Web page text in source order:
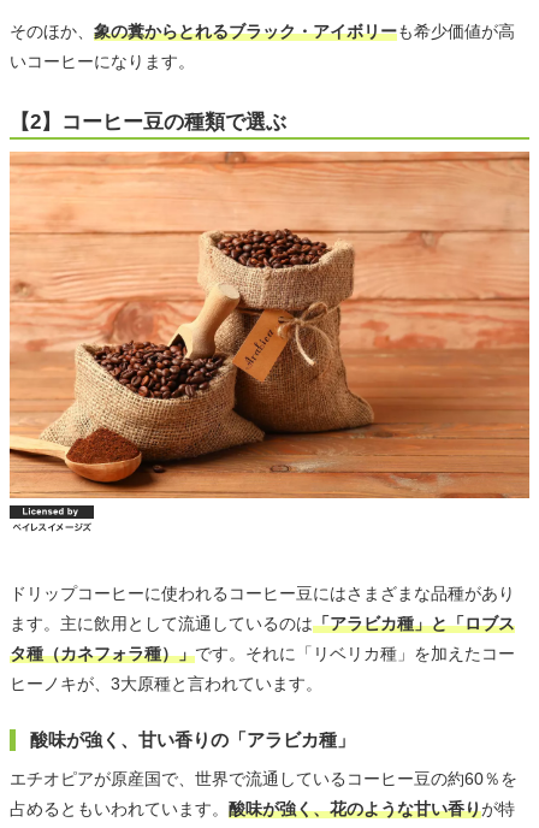
そのほか、 象の糞からとれるブラック・アイボリーも希少価値が高
いコーヒーになります。
【2】コーヒー豆の種類で選ぶ
ドリップコーヒーに使われるコーヒー豆にはさまざまな品種があり
ます。主に飲用として流通しているのは「アラビカ種」と「ロブス
タ種（カネフォラ種）」です。それに「リベリカ種」を加えたコー
ヒーノキが、3大原種と言われています。
酸味が強く、甘い香りの「アラビカ種」
エチオピアが原産国で、世界で流通しているコーヒー豆の約60％を
占めるともいわれています。 酸味が強く、花のような甘い香りが特